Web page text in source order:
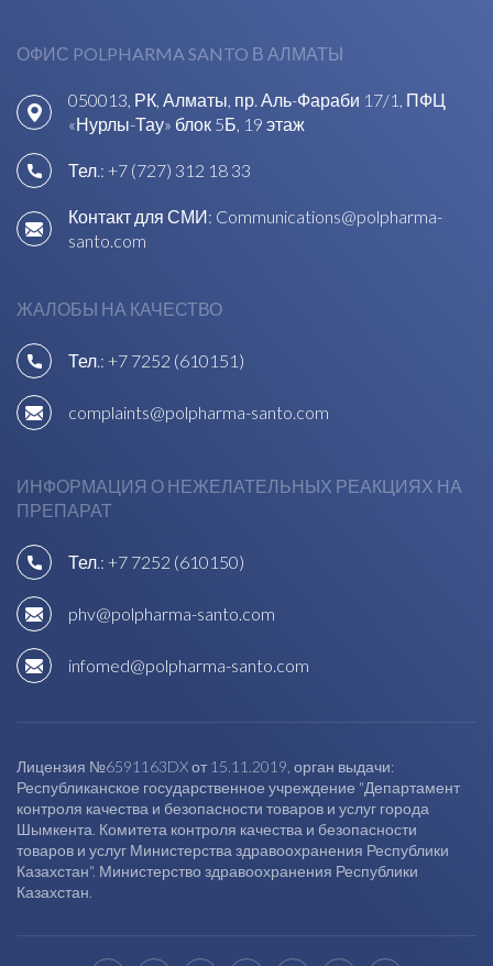
ОФИС POLPHARMA SANTO В АЛМАТЫ
050013, РК, Алматы, пр. Аль-Фараби 17/1, ПФЦ
«Нурлы-Тау» блок 5Б, 19 этаж
Тел.: +7 (727) 312 18 33
Контакт для СМИ: Communications@polpharma-
santo.com
ЖАЛОБЫ НА КАЧЕСТВО
Тел.: +7 7252 (610151)
complaints@polpharma-santo.com
ИНФОРМАЦИЯ О НЕЖЕЛАТЕЛЬНЫХ РЕАКЦИЯХ НА
ПРЕПАРАТ
Тел.: +7 7252 (610150)
phv@polpharma-santo.com
infomed@polpharma-santo.com
Лицензия №6591163DX от 15.11.2019, орган выдачи:
Республиканское государственное учреждение "Департамент
контроля качества и безопасности товаров и услуг города
Шымкента. Комитета контроля качества и безопасности
товаров и услуг Министерства здравоохранения Республики
Казахстан". Министерство здравоохранения Республики
Казахстан.